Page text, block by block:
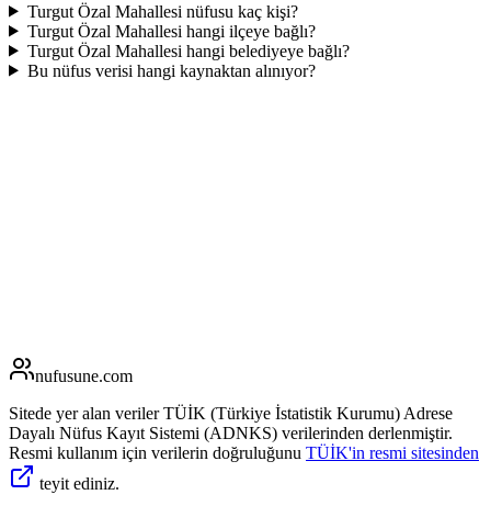
Turgut Özal Mahallesi nüfusu kaç kişi?
Turgut Özal Mahallesi hangi ilçeye bağlı?
Turgut Özal Mahallesi hangi belediyeye bağlı?
Bu nüfus verisi hangi kaynaktan alınıyor?
nufusune.com
Sitede yer alan veriler TÜİK (Türkiye İstatistik Kurumu) Adrese
Dayalı Nüfus Kayıt Sistemi (ADNKS) verilerinden derlenmiştir.
Resmi kullanım için verilerin doğruluğunu TÜİK'in resmi sitesinden
teyit ediniz.